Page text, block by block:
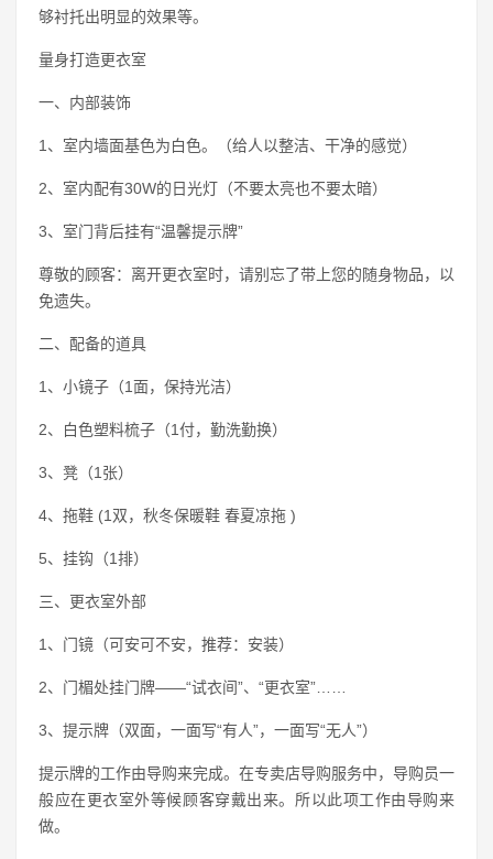
够衬托出明显的效果等。
量身打造更衣室
一、内部装饰
1、室内墙面基色为白色。（给人以整洁、干净的感觉）
2、室内配有30W的日光灯（不要太亮也不要太暗）
3、室门背后挂有“温馨提示牌”
尊敬的顾客：离开更衣室时，请别忘了带上您的随身物品，以
免遗失。
二、配备的道具
1、小镜子（1面，保持光洁）
2、白色塑料梳子（1付，勤洗勤换）
3、凳（1张）
4、拖鞋 (1双，秋冬保暖鞋 春夏凉拖 )
5、挂钩（1排）
三、更衣室外部
1、门镜（可安可不安，推荐：安装）
2、门楣处挂门牌——“试衣间”、“更衣室”……
3、提示牌（双面，一面写“有人”，一面写“无人”）
提示牌的工作由导购来完成。在专卖店导购服务中，导购员一
般应在更衣室外等候顾客穿戴出来。所以此项工作由导购来
做。